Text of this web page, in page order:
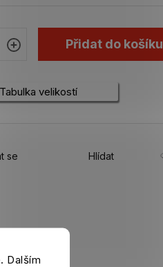
Dalším
Přidat do košíku
Tabulka velikostí
se Hlídat